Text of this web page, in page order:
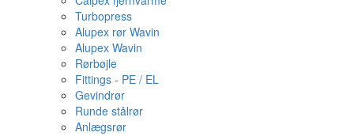
Turbopress
Alupex rør Wavin
Alupex Wavin
Rørbøjle
Fittings - PE / EL
Gevindrør
Runde stålrør
Anlægsrør